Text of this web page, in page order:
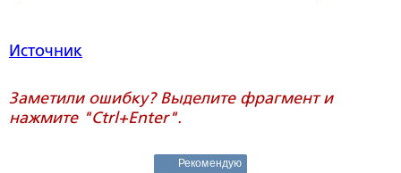
Источник
Заметили ошибку? Выделите фрагмент и
нажмите "Ctrl+Enter".
Рекомендую